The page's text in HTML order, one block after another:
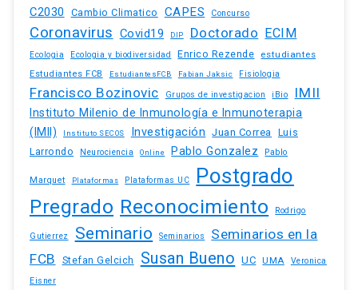
C2030 Cambio Climatico CAPES Concurso
Coronavirus Covid19 DIP Doctorado ECIM
Ecologia Ecologia y biodiversidad Enrico Rezende estudiantes
Estudiantes FCB EstudiantesFCB Fabian Jaksic Fisiologia
Francisco Bozinovic Grupos de investigacion iBio IMII
Instituto Milenio de Inmunología e Inmunoterapia
(IMII)
Instituto SECOS Investigación Juan Correa
Luis
Larrondo
Neurociencia Online Pablo Gonzalez Pablo
Marquet Plataformas Plataformas UC Postgrado
Pregrado Reconocimiento Rodrigo
Gutierrez Seminario Seminarios
Seminarios en la
FCB
Stefan Gelcich Susan Bueno UC UMA
Veronica
Eisner